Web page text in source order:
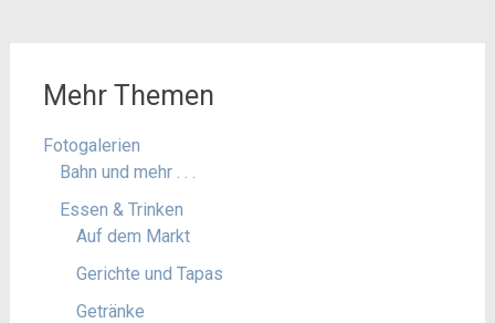
Mehr Themen
Fotogalerien
Bahn und mehr . . .
Essen & Trinken
Auf dem Markt
Gerichte und Tapas
Getränke